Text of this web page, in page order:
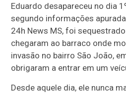
Eduardo desapareceu no dia
segundo informações
24h News MS, foi
chegaram ao barraco onde
invasão no bairro São João,
obrigaram a entrar em um
Desde aquele dia, ele nunca